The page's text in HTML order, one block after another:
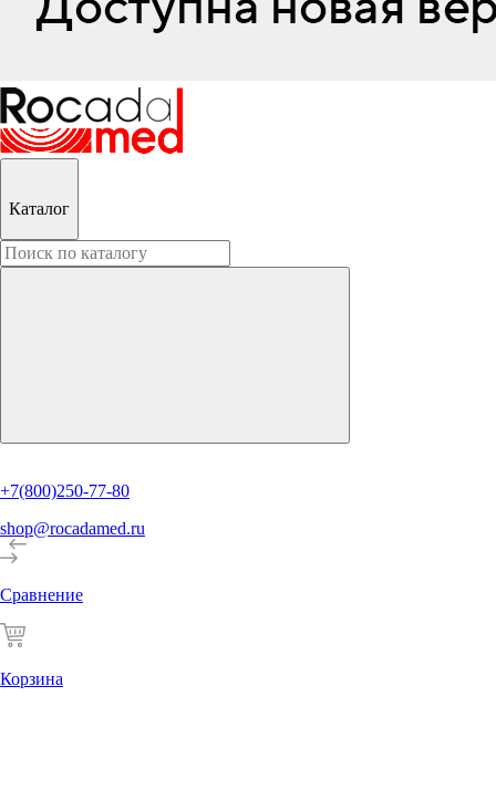
Каталог
+7(800)250-77-80
shop@rocadamed.ru
Сравнение
Корзина